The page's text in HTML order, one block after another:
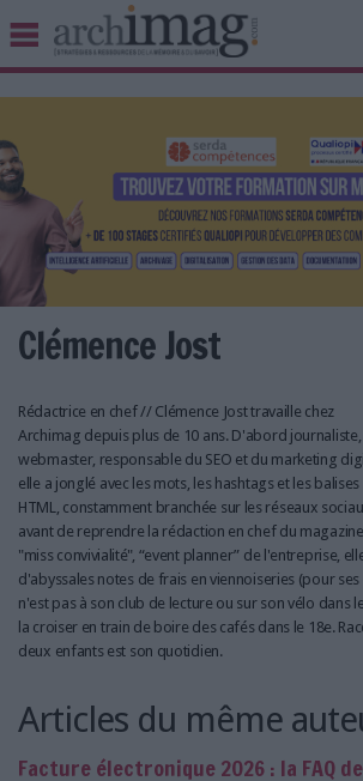
BIBLIOTHÈQUE ÉDITION
UNIVERS DATA
TRAVAIL COLLABORATIF
VIE NUMÉRIQUE
NUMÉRIQUE RESPONSABLE
LES DOSSIERS
LES NEWSLETTERS
LE MAGAZINE
LES GUIDES PRATIQUES
LES BASES DE DONNÉES
L'ESPACE EMPLOI
L'AGENDA
LES LIVRES BLANCS
Clémence Jost
Rédactrice en chef // Clémence Jost travaille chez
Archimag depuis plus de 10 ans. D'abord journaliste,
webmaster, responsable du SEO et du marketing
elle a jonglé avec les mots, les hashtags et les balises
HTML, constamment branchée sur les réseaux
avant de reprendre la rédaction en chef du
"miss convivialité", “event planner” de l'entreprise,
d'abyssales notes de frais en viennoiseries (pour
n'est pas à son club de lecture ou sur son vélo dans
la croiser en train de boire des cafés dans le 18e.
deux enfants est son quotidien.
Articles du même
Facture électronique 2026 : la FAQ